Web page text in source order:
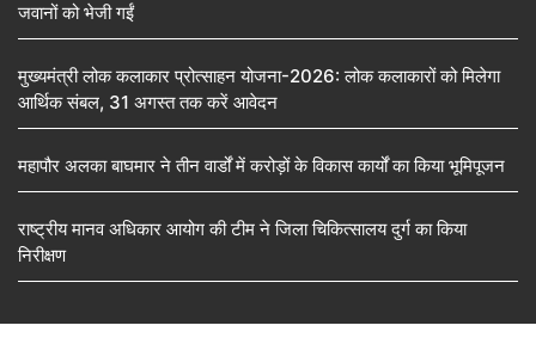
जवानों को भेजी गईं
मुख्यमंत्री लोक कलाकार प्रोत्साहन योजना-2026: लोक कलाकारों को मिलेगा
आर्थिक संबल, 31 अगस्त तक करें आवेदन
महापौर अलका बाघमार ने तीन वार्डों में करोड़ों के विकास कार्यों का किया भूमिपूजन
राष्ट्रीय मानव अधिकार आयोग की टीम ने जिला चिकित्सालय दुर्ग का किया
निरीक्षण